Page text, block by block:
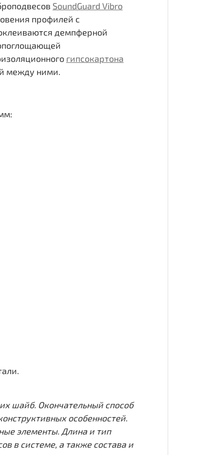
SoundGuard Vibro
профилей с
демпферной
гипсокартона
между ними.
шайб. Окончательный способ
особенностей.
элементы. Длина и тип
в системе, а также состава и